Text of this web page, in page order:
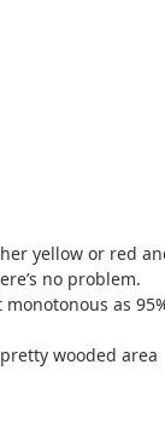
yellow or red
no problem.
as
wooded area